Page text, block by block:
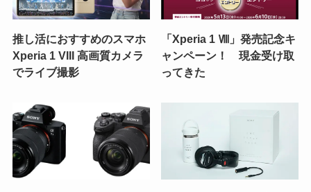
推し活におすすめのスマホ
Xperia 1 VIII 高画質カメラ
でライブ撮影
「Xperia 1 Ⅷ」発売記念キ
ャンペーン！ 現金受け取
ってきた